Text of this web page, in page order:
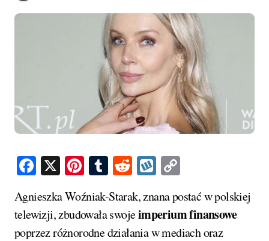
Facebook
X Pinterest
Tumblr
RedditWykop
Agnieszka Woźniak-Starak, znana postać w polskiej
telewizji, zbudowała swojeimperium finansowe
poprzez różnorodne działania w mediach oraz